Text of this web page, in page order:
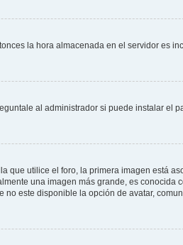
la hora almacenada en el servidor es
al administrador si puede instalar el
utilice el foro, la primera imagen está
una imagen más grande, es conocida
este disponible la opción de avatar,